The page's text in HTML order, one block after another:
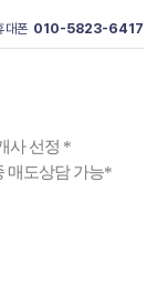
대폰 010-5823-6417
사 선정 *
매도상담 가능*